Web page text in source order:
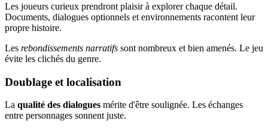
Les joueurs curieux prendront plaisir à explorer chaque détail.
Documents, dialogues optionnels et environnements racontent leur
propre histoire.
Les rebondissements narratifs sont nombreux et bien amenés. Le jeu
évite les clichés du genre.
Doublage et localisation
La qualité des dialogues mérite d'être soulignée. Les échanges
entre personnages sonnent juste.